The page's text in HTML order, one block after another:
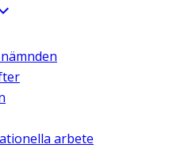
arbete